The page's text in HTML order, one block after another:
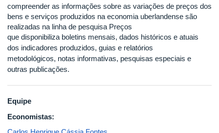
compreender as informações sobre as variações de preços dos
bens e serviços produzidos na economia uberlandense são
realizadas na linha de pesquisa Preços
que disponibiliza boletins mensais, dados históricos e atuais
dos indicadores produzidos, guias e relatórios
metodológicos, notas informativas, pesquisas especiais e
outras publicações.
Equipe
Economistas: